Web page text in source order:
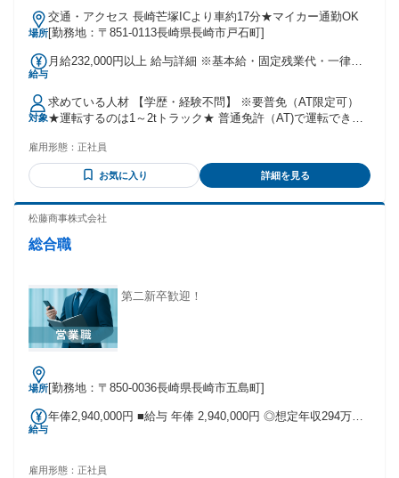
場所
交通・アクセス 長崎芒塚ICより車約17分★マイカー通勤OK
[勤務地：〒851-0113長崎県長崎市戸石町]
給与
月給232,000円以上 給与詳細 ※基本給・固定残業代・一律手
たり1万円（固定残業時間：1ヶ月あたり6時間） 固定残業時
間を超えた勤務時間については別途残業代を支給する 【一律
手当】 全員に一律で支払われる通勤・皆勤・家族手当金額：
あり 1ヶ月あたり2000円 〜 3万8700円 全員に一律で支払われ
どを考慮して決定 ※初年度想定年収：270万円～400万円 【一
律手当含む】 ※休日調整協力手当（1万円） 通勤手当:上
限/2,000円～38,700円*当社規定による 【別途手当】 ■家族手
当(配偶者:10,000円、子ども:5,000円/1人※社保扶養限) 【昇
給】 年1回（6月） 【賞与】 最大年3回（賞与2回+決算賞与）
※決算賞与は業績による
対象
求めている人材 【学歴・経験不問】 ※要普免（AT限定可）
★運転するのは1～2tトラック★ 普通免許（AT)で運転できる
関係なく、 運転免許があれば、どなたでもご応募いただけま
す。 【以下のような方】 ・運転が好き ・地域に根差して働
きたい ・家族、プライベートの時間を大事にしたい ・コミュ
果物好きは大歓迎 ・安定＆高収入を得たい 【年齢分布】 ・
齢層の入社実績あり。 10代・20代／19% 30代・40代／53％
月も交代制で仕事…。 このまま一生涯続けることに 不安を感
じて転職を決意しました。 フレッシュ青果のトラックをよく
見かけており 知名度があったので自分で インターネットで検
索して応募しました。 大きく働き方を変えることができて
ら感じています。 配送スタッフ（ドライバー） 【インタビュ
しており、 また個人的にも食に興味があったので この仕事を
図れています。 また、運転が好き、お客様と話すことが好き
雇用形態： 正社員
お気に入り 詳細を見る
松藤商事株式会社
総合職
第二新卒歓迎！
場所[勤務地：〒850-0036長崎県長崎市五島町]
給与
年俸2,940,000円 ■給与 年俸 2,940,000円 ◎想定年収294万円
万円（冬） ・転勤：有（九州内、山口） 固定残業代の有無：
雇用形態： 正社員